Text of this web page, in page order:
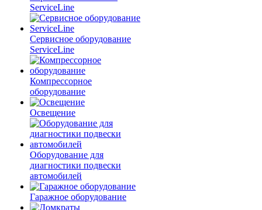
ServiceLine
Сервисное оборудование
ServiceLine
Компрессорное
оборудование
Освещение
Оборудование для
диагностики подвески
автомобилей
Гаражное оборудование